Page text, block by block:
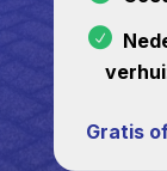
Gratis